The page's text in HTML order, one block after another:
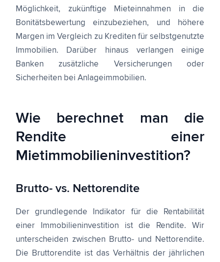
Möglichkeit, zukünftige Mieteinnahmen in die
Bonitätsbewertung einzubeziehen, und höhere
Margen im Vergleich zu Krediten für selbstgenutzte
Immobilien. Darüber hinaus verlangen einige
Banken zusätzliche Versicherungen oder
Sicherheiten bei Anlageimmobilien.
Wie berechnet man die
Rendite einer
Mietimmobilieninvestition?
Brutto- vs. Nettorendite
Der grundlegende Indikator für die Rentabilität
einer Immobilieninvestition ist die Rendite. Wir
unterscheiden zwischen Brutto- und Nettorendite.
Die Bruttorendite ist das Verhältnis der jährlichen